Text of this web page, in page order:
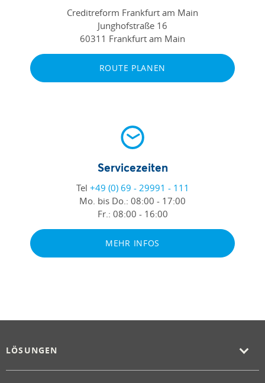
Creditreform Frankfurt am Main
Junghofstraße 16
60311 Frankfurt am Main
ROUTE PLANEN
Servicezeiten
Tel +49 (0) 69 - 29991 - 111
Mo. bis Do.: 08:00 - 17:00
Fr.: 08:00 - 16:00
MEHR INFOS
LÖSUNGEN